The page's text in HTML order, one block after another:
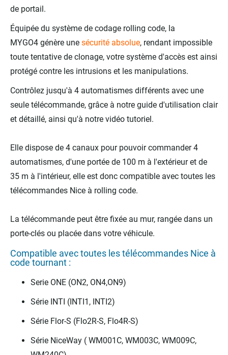
de portail.
Équipée du système de codage rolling code, la
MYGO4 génère une sécurité absolue, rendant impossible
toute tentative de clonage, votre système d'accès est ainsi
protégé contre les intrusions et les manipulations.
Contrôlez jusqu'à 4 automatismes différents avec une
seule télécommande, grâce à notre guide d'utilisation clair
et détaillé, ainsi qu'à notre vidéo tutoriel.
Elle dispose de 4 canaux pour pouvoir commander 4
automatismes, d'une portée de 100 m à l'extérieur et de
35 m à l'intérieur, elle est donc compatible avec toutes les
télécommandes Nice à rolling code.
La télécommande peut être fixée au mur, rangée dans un
porte-clés ou placée dans votre véhicule.
Compatible avec toutes les télécommandes Nice à
code tournant :
Serie ONE (ON2, ON4,ON9)
Série INTI (INTI1, INTI2)
Série Flor-S (Flo2R-S, Flo4R-S)
Série NiceWay ( WM001C, WM003C, WM009C,